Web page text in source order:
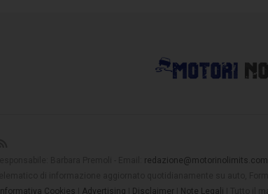
redazione@motorinolimits.com
Informativa Cookies Advertising Disclaimer Note Legali